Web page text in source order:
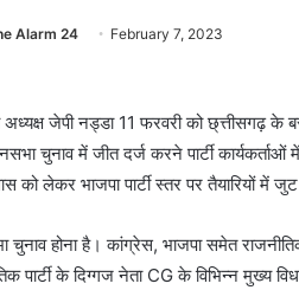
Alarm 24 February 7, 2023
अध्यक्ष जेपी नड्डा 11 फरवरी को
चुनाव में जीत दर्ज करने पार्टी
को लेकर भाजपा पार्टी स्तर पर तैयारियों में
चुनाव होना है। कांग्रेस, भाजपा समेत
पार्टी के दिग्गज नेता CG के विभिन्न मुख्य